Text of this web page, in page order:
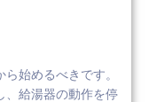
始めるべきです。
、給湯器の動作を停